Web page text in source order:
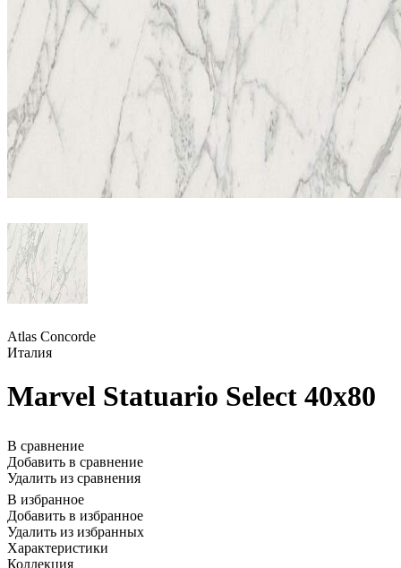
Atlas Concorde
Италия
Marvel Statuario Select 40x80
В сравнение
Добавить в сравнение
Удалить из сравнения
В избранное
Добавить в избранное
Удалить из избранных
Характеристики
Коллекция